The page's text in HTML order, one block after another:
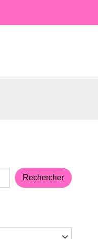
Rechercher